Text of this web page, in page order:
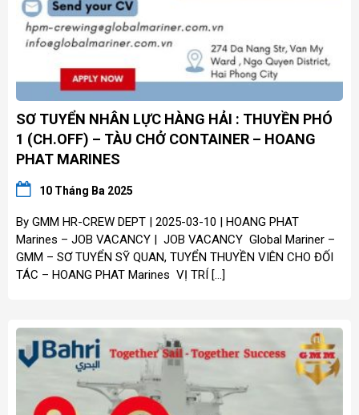
SƠ TUYỂN NHÂN LỰC HÀNG HẢI : THUYỀN PHÓ
1 (CH.OFF) – TÀU CHỞ CONTAINER – HOANG
PHAT MARINES
10 Tháng Ba 2025
By GMM HR-CREW DEPT | 2025-03-10 | HOANG PHAT
Marines – JOB VACANCY | JOB VACANCY Global Mariner –
GMM – SƠ TUYỂN SỸ QUAN, TUYỂN THUYỀN VIÊN CHO ĐỐI
TÁC – HOANG PHAT Marines VỊ TRÍ […]